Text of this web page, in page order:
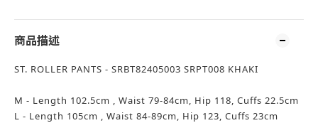
商品描述
ST. ROLLER PANTS - SRBT82405003 SRPT008 KHAKI
M - Length 102.5cm , Waist 79-84cm, Hip 118, Cuffs 22.5cm
L - Length 105cm , Waist 84-89cm, Hip 123, Cuffs 23cm